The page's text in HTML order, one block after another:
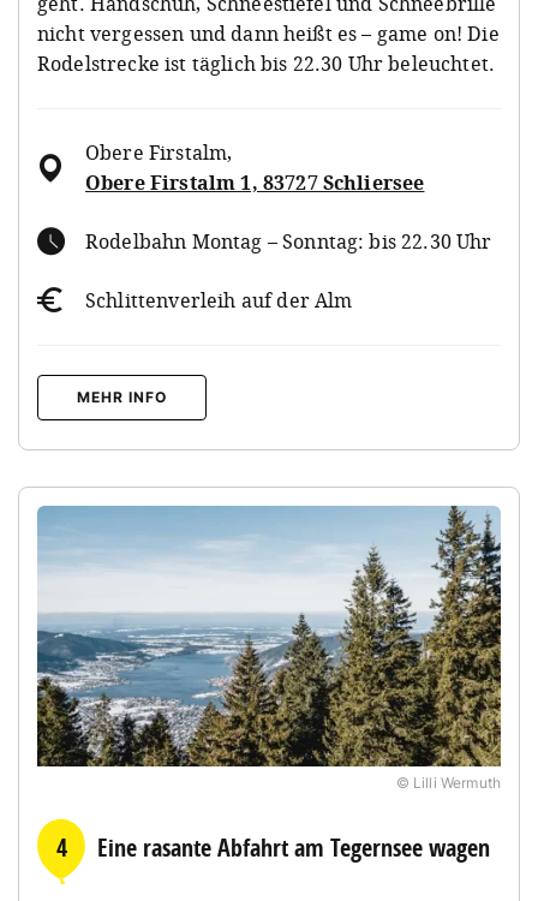
nicht vergessen und dann heißt es – game on! Die
Rodelstrecke ist täglich bis 22.30 Uhr beleuchtet.
Obere Firstalm,
Obere Firstalm 1, 83727 Schliersee
Rodelbahn Montag – Sonntag: bis 22.30 Uhr
Schlittenverleih auf der Alm
MEHR INFO
© Lilli Wermuth
4 Eine rasante Abfahrt am Tegernsee wagen